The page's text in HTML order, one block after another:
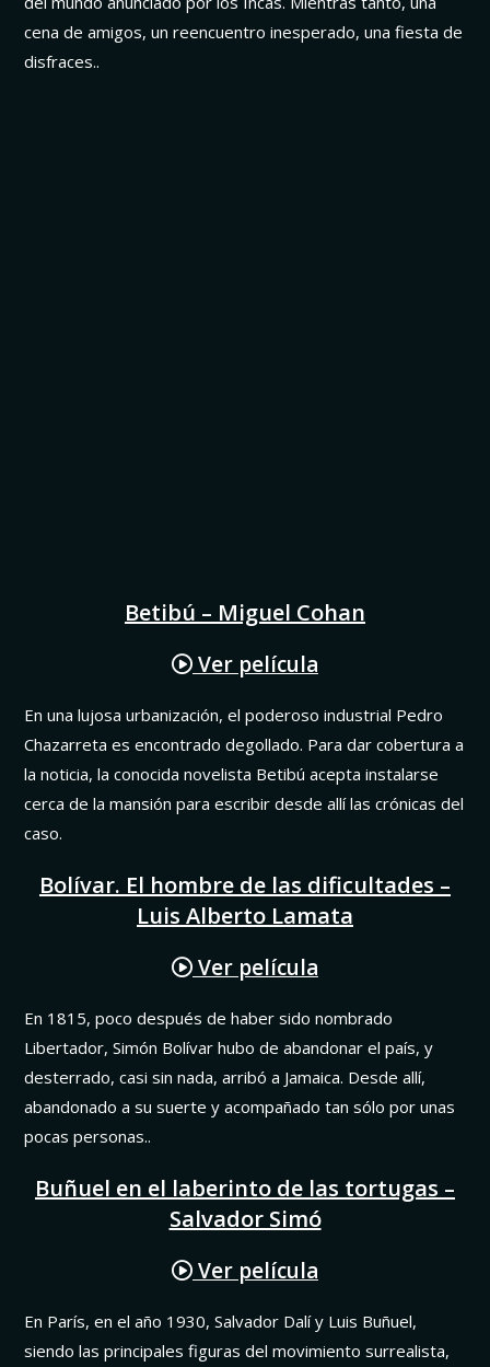
cena de amigos, un reencuentro inesperado, una fiesta de
disfraces..
Betibú – Miguel Cohan
Ver película
En una lujosa urbanización, el poderoso industrial Pedro
Chazarreta es encontrado degollado. Para dar cobertura a
la noticia, la conocida novelista Betibú acepta instalarse
cerca de la mansión para escribir desde allí las crónicas del
caso.
Bolívar. El hombre de las dificultades –
Luis Alberto Lamata
Ver película
En 1815, poco después de haber sido nombrado
Libertador, Simón Bolívar hubo de abandonar el país, y
desterrado, casi sin nada, arribó a Jamaica. Desde allí,
abandonado a su suerte y acompañado tan sólo por unas
pocas personas..
Buñuel en el laberinto de las tortugas –
Salvador Simó
Ver película
En París, en el año 1930, Salvador Dalí y Luis Buñuel,
siendo las principales figuras del movimiento surrealista,